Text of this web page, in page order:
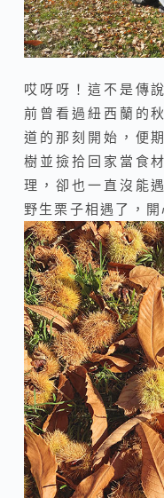
哎呀呀！這不是傳
前曾看過紐西蘭的
道的那刻開始，便
樹並撿拾回家當食
理，卻也一直沒能
野生栗子相遇了，開